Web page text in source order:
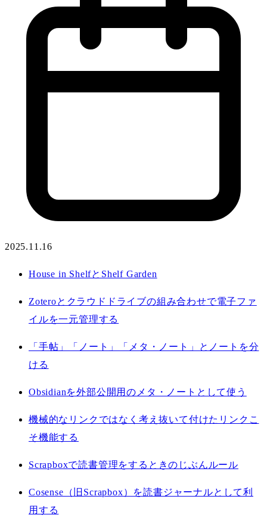
2025.11.16
House in ShelfとShelf Garden
Zoteroとクラウドドライブの組み合わせで電子ファ
イルを一元管理する
「手帖」「ノート」「メタ・ノート」とノートを分
ける
Obsidianを外部公開用のメタ・ノートとして使う
機械的なリンクではなく考え抜いて付けたリンクこ
そ機能する
Scrapboxで読書管理をするときのじぶんルール
Cosense（旧Scrapbox）を読書ジャーナルとして利
用する